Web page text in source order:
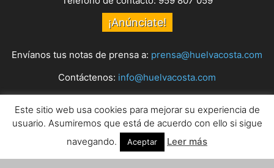
¡Anúnciate!
Envíanos tus notas de prensa a: prensa@huelvacosta.com
Contáctenos: info@huelvacosta.com
SÍGUENOS
Este sitio web usa cookies para mejorar su experiencia de
usuario. Asumiremos que está de acuerdo con ello si sigue
navegando.
Aceptar Leer más